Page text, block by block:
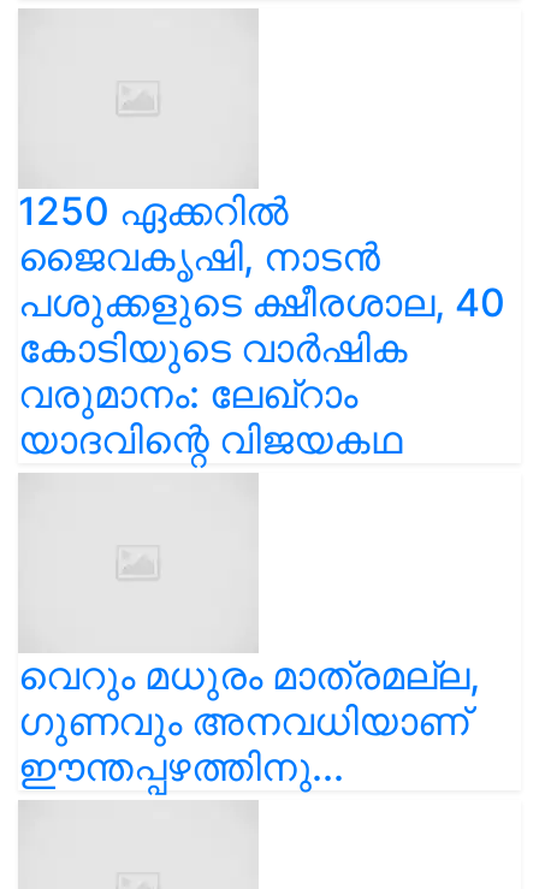
1250 ഏക്കറിൽ
ജൈവകൃഷി, നാടൻ
പശുക്കളുടെ ക്ഷീരശാല, 40
കോടിയുടെ വാർഷിക
വരുമാനം: ലേഖ്‌റാം
യാദവിന്റെ വിജയകഥ
വെറും മധുരം മാത്രമല്ല,
ഗുണവും അനവധിയാണ്
ഈന്തപ്പഴത്തിനു...